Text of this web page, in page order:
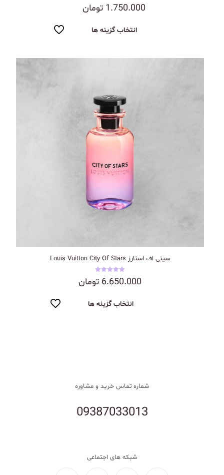
نمره
4.00
1.750.000 تومان
انتخاب گزینه ها
سیتی اف استارز Louis Vuitton City Of Stars
نمره
5.00
6.650.000 تومان
انتخاب گزینه ها
09387033013
شماره تماس خرید و مشاوره
شبکه های اجتماعی